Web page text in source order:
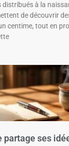
à la
de découvrir
centime, tout en
ses